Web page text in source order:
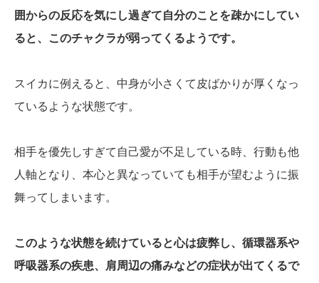
囲からの反応を気にし過ぎて自分のことを疎かにしてい
ると、このチャクラが弱ってくるようです。
スイカに例えると、中身が小さくて皮ばかりが厚くなっ
ているような状態です。
相手を優先しすぎて自己愛が不足している時、行動も他
人軸となり、本心と異なっていても相手が望むように振
舞ってしまいます。
このような状態を続けていると心は疲弊し、循環器系や
呼吸器系の疾患、肩周辺の痛みなどの症状が出てくるで